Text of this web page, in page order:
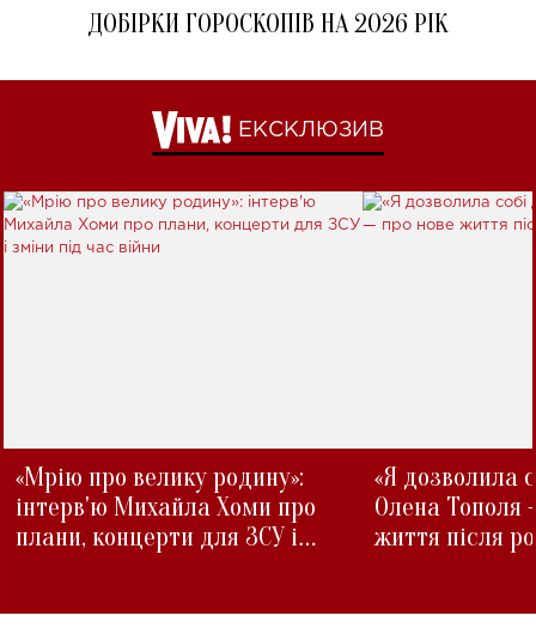
ДОБІРКИ ГОРОСКОПІВ НА 2026 РІК
ЕКСКЛЮЗИВ
«Мрію про велику родину»:
інтерв'ю Михайла Хоми про
плани, концерти для ЗСУ і
«Я дозволила
Олена Тополя
життя після